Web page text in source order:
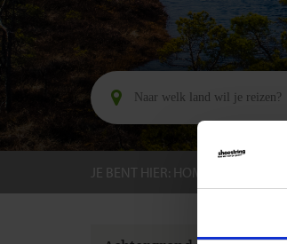
JE BENT HIER: HOME